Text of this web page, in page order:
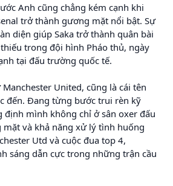
Anh cũng chẳng kém cạnh khi
trở thành gương mặt nổi bật. Sự
diện giúp Saka trở thành quân bài
trong đội hình Pháo thủ, ngày
tại đấu trường quốc tế.
Manchester United, cũng là cái tên
đến. Đang từng bước trui rèn kỹ
định mình không chỉ ở sân oxer đấu
và khả năng xử lý tình huống
Utd và cuộc đua top 4,
sáng dẫn cực trong những trận cầu